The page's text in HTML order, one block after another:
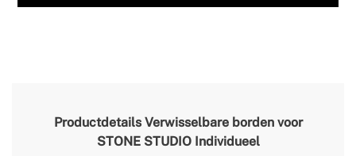
Productdetails Verwisselbare borden voor
STONE STUDIO Individueel